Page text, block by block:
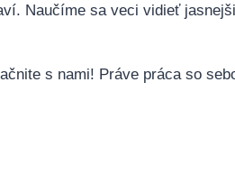
Naučíme sa veci vidieť
s nami! Práve práca so